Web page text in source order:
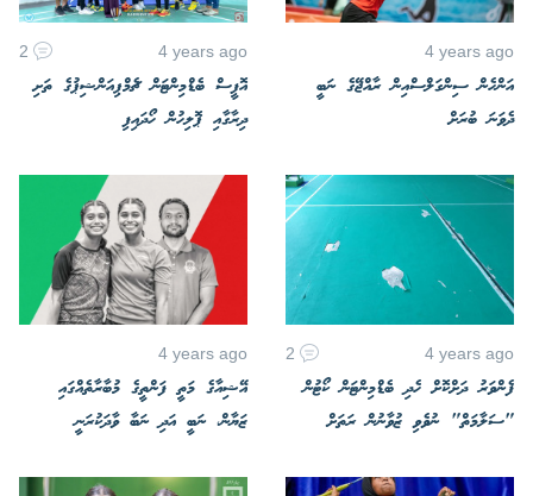
4 years ago
އަންހެން ސިންގަލްސްއިން ރާއްޖޭގެ ނަބީ
ދެވަނަ ބުރަށް
4 years ago
2
އޮފީސް ބެޑްމިންޓަން ޗެމްޕިއަންޝިޕުގެ ތަށި
ދިރާގާއި ޕޮލިހުން ހޯދައިފި
4 years ago
2
ފެންވަރު ދަށްކޮށް ހެދި ބެޑްމިންޓަން ކޯޓުން
"ސަލާމަތް" ނުވެވި ޒުވާނުން ރަތަށް
4 years ago
އޭޝިއާގެ މަތީ ފަންތީގެ މުބާރާތެއްގައި
ޒަޔާން، ނަބީ އަދި ނަބާ ވާދަކުރަނީ